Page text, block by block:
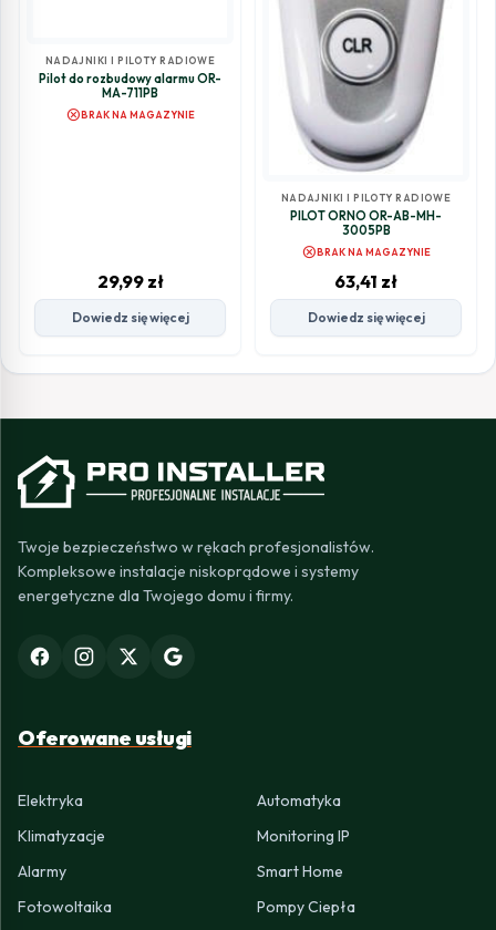
NADAJNIKI I PILOTY RADIOWE
Pilot do rozbudowy alarmu OR-
MA-711PB
cancelBRAK NA MAGAZYNIE
29,99 zł
Dowiedz się więcej
NADAJNIKI I PILOTY RADIOWE
PILOT ORNO OR-AB-MH-
3005PB
cancelBRAK NA MAGAZYNIE
63,41 zł
Dowiedz się więcej
Twoje bezpieczeństwo w rękach profesjonalistów.
Kompleksowe instalacje niskoprądowe i systemy
energetyczne dla Twojego domu i firmy.
Oferowane usługi
Elektryka
Automatyka
Klimatyzacje
Monitoring IP
Alarmy
Smart Home
Fotowoltaika
Pompy Ciepła